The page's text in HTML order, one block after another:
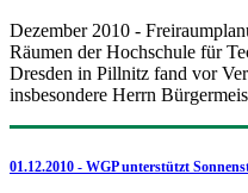
Dezember 2010 -
Räumen der Hochschule für
Dresden in Pillnitz fand vor
insbesondere Herrn
01.12.2010 - WGP unterstützt